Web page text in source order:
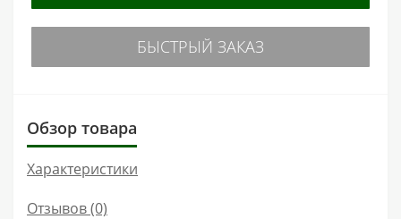
БЫСТРЫЙ ЗАКАЗ
Обзор товара
Характеристики
Отзывов (0)